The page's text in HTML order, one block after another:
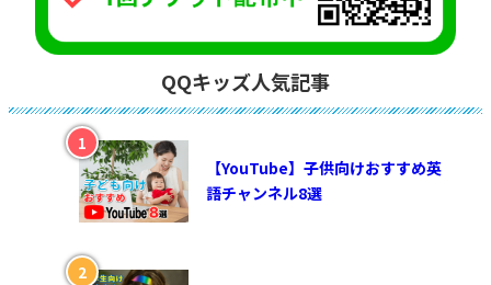
QQキッズ人気記事
【YouTube】子供向けおすすめ英
語チャンネル8選